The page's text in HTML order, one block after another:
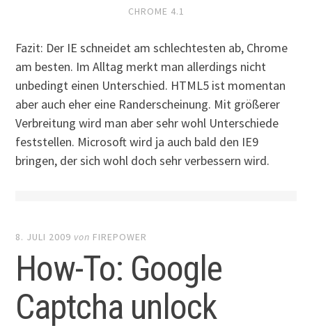
CHROME 4.1
Fazit: Der IE schneidet am schlechtesten ab, Chrome
am besten. Im Alltag merkt man allerdings nicht
unbedingt einen Unterschied. HTML5 ist momentan
aber auch eher eine Randerscheinung. Mit größerer
Verbreitung wird man aber sehr wohl Unterschiede
feststellen. Microsoft wird ja auch bald den IE9
bringen, der sich wohl doch sehr verbessern wird.
8. JULI 2009 von FIREPOWER
How-To: Google
Captcha unlock